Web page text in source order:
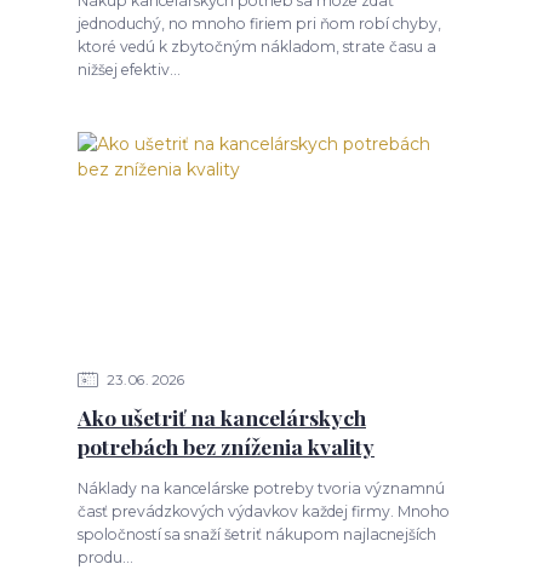
jednoduchý, no mnoho firiem pri ňom robí chyby,
ktoré vedú k zbytočným nákladom, strate času a
nižšej efektiv...
23 06 2026
Ako ušetriť na kancelárskych
potrebách bez zníženia kvality
Náklady na kancelárske potreby tvoria významnú
časť prevádzkových výdavkov každej firmy. Mnoho
spoločností sa snaží šetriť nákupom najlacnejších
produ...